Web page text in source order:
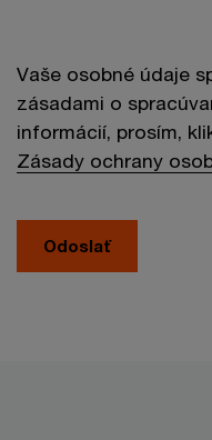
Vaše osobné údaje
zásadami o
informácií, prosím,
Zásady ochrany
Odoslať